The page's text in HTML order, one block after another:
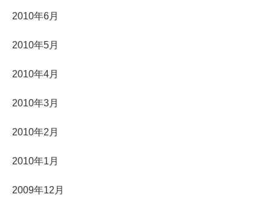
2010年6月
2010年5月
2010年4月
2010年3月
2010年2月
2010年1月
2009年12月